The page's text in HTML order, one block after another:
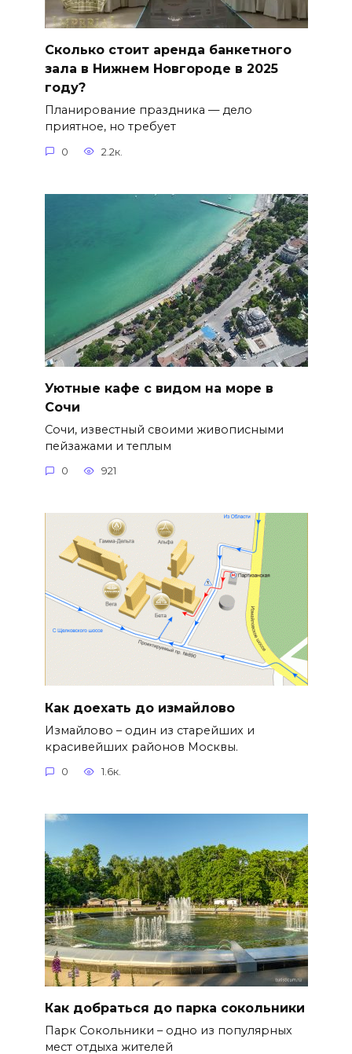
Сколько стоит аренда банкетного
зала в Нижнем Новгороде в 2025
году?
Планирование праздника — дело
приятное, но требует
0 2.2к.
Уютные кафе с видом на море в
Сочи
Сочи, известный своими живописными
пейзажами и теплым
0 921
Как доехать до измайлово
Измайлово – один из старейших и
красивейших районов Москвы.
0 1.6к.
Как добраться до парка сокольники
Парк Сокольники – одно из популярных
мест отдыха жителей